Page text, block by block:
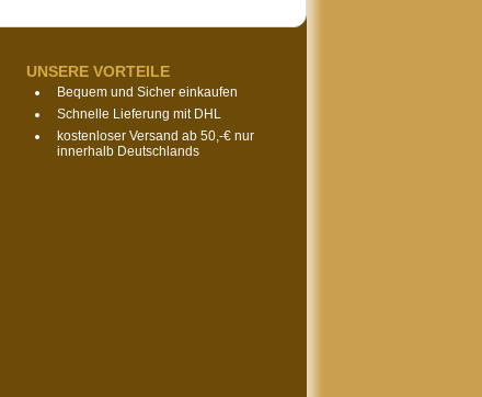
UNSERE VORTEILE
Bequem und Sicher einkaufen
Schnelle Lieferung mit DHL
kostenloser Versand ab 50,-€ nur
innerhalb Deutschlands